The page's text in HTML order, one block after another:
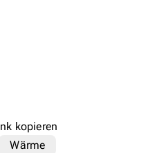
kopieren
Wärme